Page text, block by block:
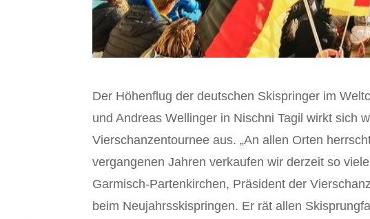
Der Höhenflug der deutschen Skispringer im
und Andreas Wellinger in Nischni Tagil wirkt sich
Vierschanzentournee aus. „An allen Orten
vergangenen Jahren verkaufen wir derzeit so
Garmisch-Partenkirchen, Präsident der
beim Neujahrsskispringen. Er rät allen